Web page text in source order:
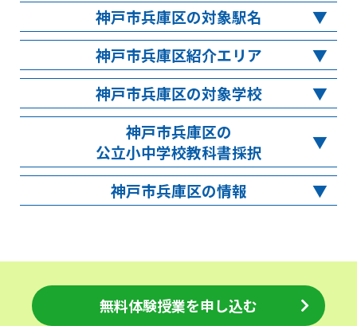
神戸市兵庫区の対象駅名
神戸市兵庫区紹介エリア
神戸市兵庫区の対象学校
神戸市兵庫区の
公立小中学校教科書採択
神戸市兵庫区の情報
無料体験授業を申し込む